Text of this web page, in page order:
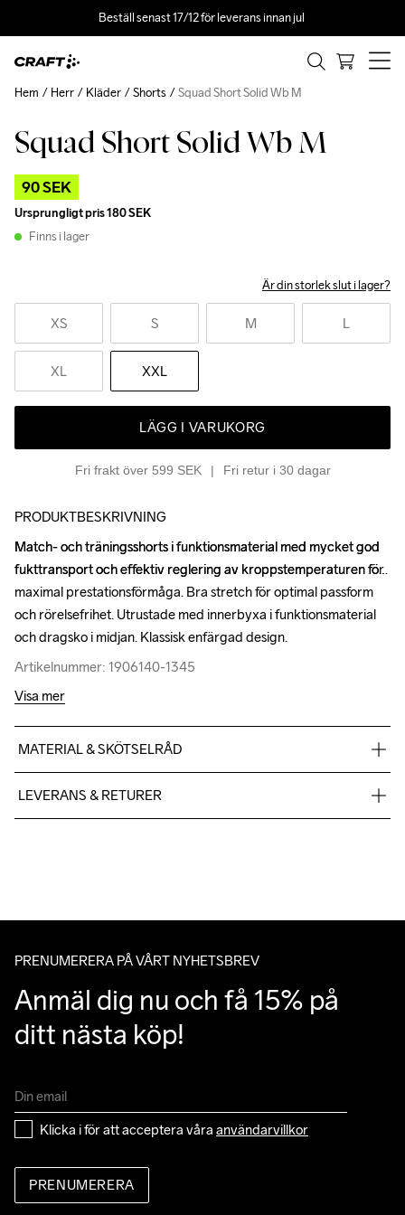
Beställ senast 17/12 för leverans innan jul
Squad Short Solid Wb M
90 SEK
Ursprungligt pris180 SEK
Finns i lager
Är din storlek slut i lager?
XS S M L
XL XXL
LÄGG I VARUKORG
Fri frakt över 599 SEK Fri retur i 30 dagar
Hem Herr Kläder Shorts Squad Short Solid Wb M
Outlet
PRODUKTBESKRIVNING
Match- och träningsshorts i funktionsmaterial med mycket god
fukttransport och effektiv reglering av kroppstemperaturen för
maximal prestationsförmåga. Bra stretch för optimal passform
och rörelsefrihet. Utrustade med innerbyxa i funktionsmaterial
och dragsko i midjan. Klassisk enfärgad design.
Artikelnummer: 1906140-1345
Match- och träningsshorts i funktionsmaterial med mycket god
fukttransport och effektiv reglering av kroppstemperaturen för
maximal prestationsförmåga. Bra stretch för optimal passform
och rörelsefrihet. Utrustade med innerbyxa i funktionsmaterial
och dragsko i midjan. Klassisk enfärgad design.
Artikelnummer: 1906140-1345
Visa mer
MATERIAL & SKÖTSELRÅD
LEVERANS & RETURER
av Postnords app när du får ditt trackingnummer av oss i ditt
PRENUMERERA PÅ VÅRT NYHETSBREV
Anmäl dig nu och få 15% på
ditt nästa köp!
Klicka i för att acceptera våra användarvillkor
PRENUMERERA